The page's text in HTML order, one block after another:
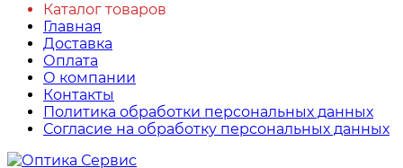
Каталог товаров
Главная
Доставка
Оплата
О компании
Контакты
Политика обработки персональных данных
Согласие на обработку персональных данных